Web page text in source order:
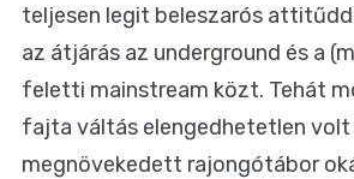
teljesen legit beleszarós
az átjárás az underground és a
feletti mainstream közt. Tehát
fajta váltás elengedhetetlen volt
megnövekedett rajongótábor